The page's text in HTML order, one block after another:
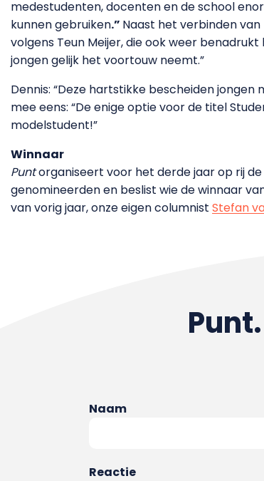
medestudenten, docenten en de school
kunnen gebruiken.” Naast het verbinden
volgens Teun Meijer, die ook weer
jongen gelijk het voortouw neemt.”
Dennis: “Deze hartstikke bescheiden
mee eens: “De enige optie voor de titel
modelstudent!”
Winnaar
Puntorganiseert voor het derde jaar op rij de
genomineerden en beslist wie de winnaar
van vorig jaar, onze eigen columnist Stefan
Naam
Reactie